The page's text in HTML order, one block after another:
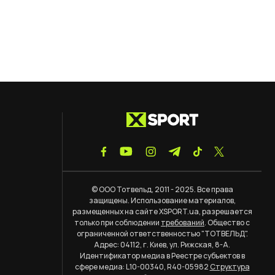
© ООО Тотвельд, 2011 - 2025. Все права
защищены. Использование материалов,
размещенных на сайте XSPORT.ua, разрешается
только при соблюдении требований. Общество с
ограниченной ответственностью "ТОТВЕЛЬД".
Адрес: 04112, г. Киев, ул. Рижская, 8-А.
Идентификатор медиа в Реестре субъектов в
сфере медиа: L10-00340, R40-05982Структура